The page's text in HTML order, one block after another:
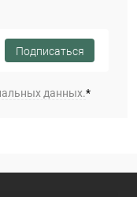
Подписаться
данных.*